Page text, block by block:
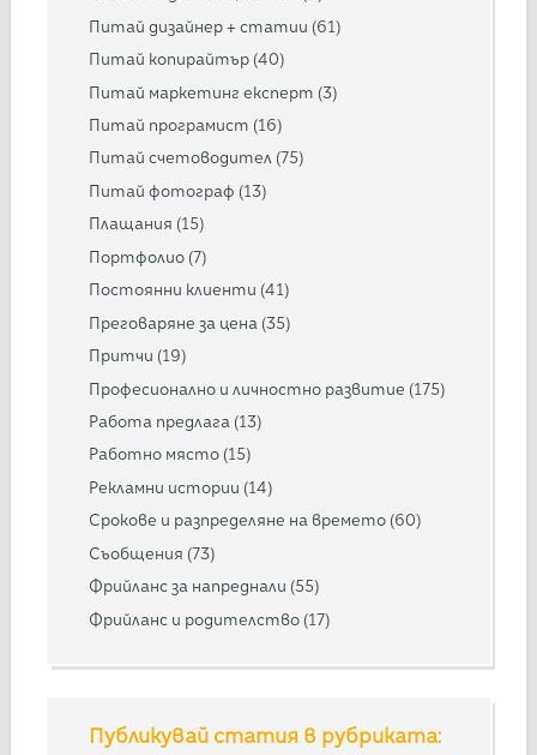
Питай дизайнер + статии (61)
Питай копирайтър (40)
Питай маркетинг експерт (3)
Питай програмист (16)
Питай счетоводител (75)
Питай фотограф (13)
Плащания (15)
Портфолио (7)
Постоянни клиенти (41)
Преговаряне за цена (35)
Притчи (19)
Професионално и личностно развитие (175)
Работа предлага (13)
Работно място (15)
Рекламни истории (14)
Срокове и разпределяне на времето (60)
Съобщения (73)
Фрийланс за напреднали (55)
Фрийланс и родителство (17)
Публикувай статия в рубриката: